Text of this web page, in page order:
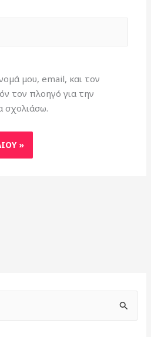
μου, email, και τον
τον πλοηγό για την
σχολιάσω.